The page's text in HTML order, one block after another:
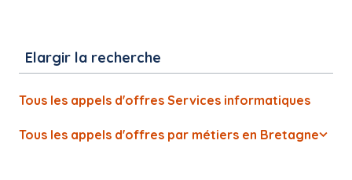
Elargir la recherche
Tous les appels d'offres Services informatiques
Tous les appels d'offres par métiers en Bretagne